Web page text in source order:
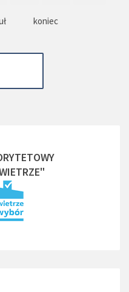
koniec